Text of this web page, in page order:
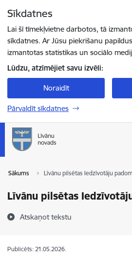
Sīkdatnes
Lai šī tīmekļvietne darbotos, tā
sīkdatnes. Ar Jūsu piekrišanu
izmantotas statistikas un sociālo
Lūdzu, atzīmējiet savu izvēli:
Noraidīt
Pārvaldīt sīkdatnes
Sākums Līvānu pilsētas Iedzīvotāju
Līvānu pilsētas
Atskaņot tekstu
Publicēts: 21.05.2026.